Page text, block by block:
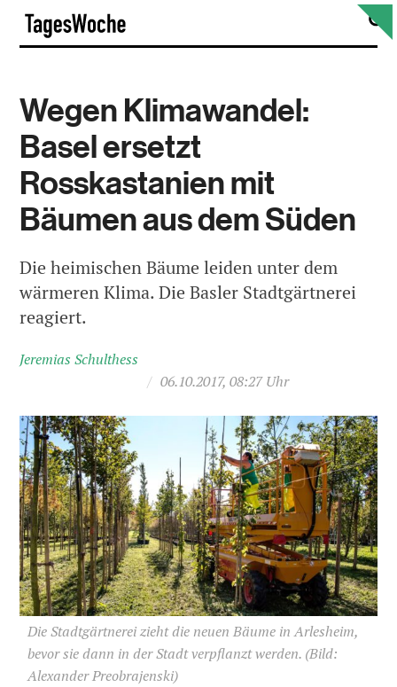
Skip
content
Wegen Klimawandel:
Basel ersetzt
Rosskastanien mit
Bäumen aus dem Süden
Die heimischen Bäume leiden unter dem
wärmeren Klima. Die Basler Stadtgärtnerei
reagiert.
Jeremias Schulthess
/ 06.10.2017, 08:27 Uhr
Die Stadtgärtnerei zieht die neuen Bäume in Arlesheim,
bevor sie dann in der Stadt verpflanzt werden. (Bild:
Alexander Preobrajenski)